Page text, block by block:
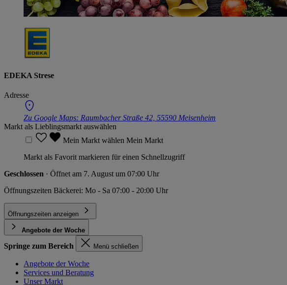
EDEKA Strese
Adresse
Zu Google Maps: Raumbacher Straße 42, 55590 Meisenheim
Markt als Lieblingsmarkt auswählen
Mein Markt wählen Mein Markt
Markt als Favorit markieren für einen Schnellzugriff
Geschlossen · Öffnet am 7. August um 07:00 Uhr
Öffnungszeiten Bäckerei: Mo - Sa 07:00 - 20:00 Uhr
Öffnungszeiten anzeigen
Angebote der Woche
Springe zum Bereich Menü schließen
Angebote der Woche
Services und Beratung
Unser Markt